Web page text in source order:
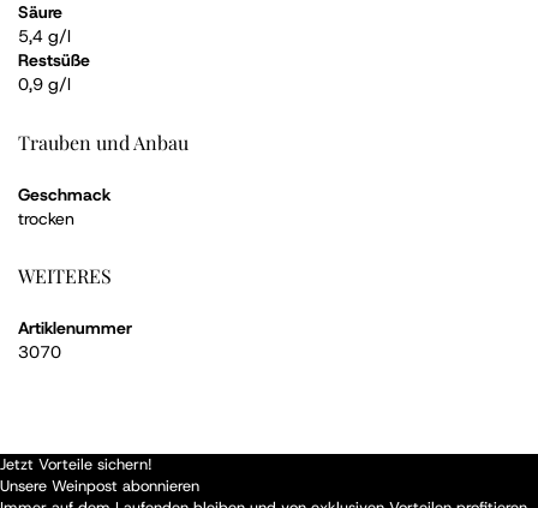
Säure
5,4 g/l
Restsüße
0,9 g/l
Trauben und Anbau
Geschmack
trocken
WEITERES
Artiklenummer
3070
Jetzt Vorteile sichern!
Unsere Weinpost abonnieren